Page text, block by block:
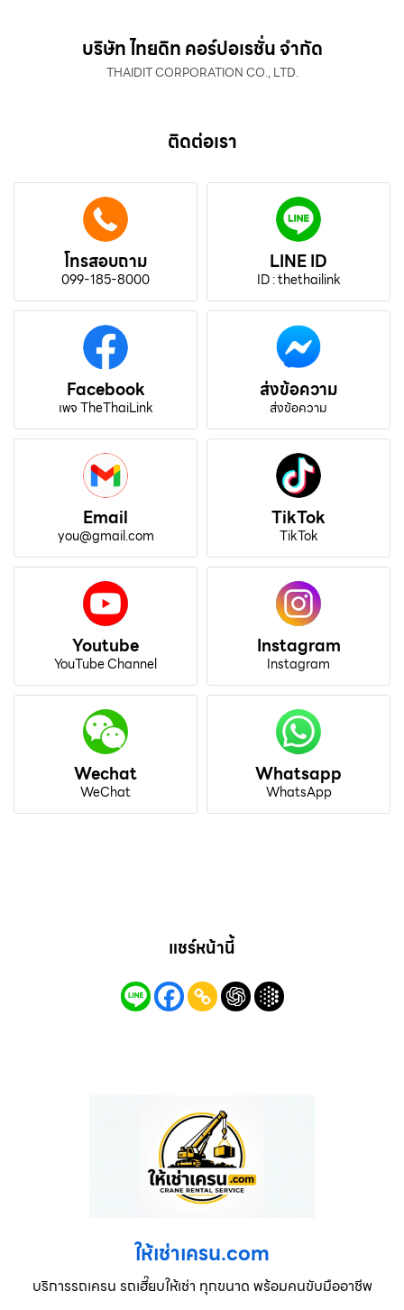
บริษัท ไทยดิท คอร์ปอเรชั่น จำกัด
THAIDIT CORPORATION CO., LTD.
ติดต่อเรา
โทรสอบถาม
099-185-8000
LINE ID
ID : thethailink
Facebook
เพจ TheThaiLink
ส่งข้อความ
ส่งข้อความ
Email
you@gmail.com
TikTok
TikTok
Youtube
YouTube Channel
Instagram
Instagram
Wechat
WeChat
Whatsapp
WhatsApp
แชร์หน้านี้
ให้เช่าเครน.com
บริการรถเครน รถเฮี๊ยบให้เช่า ทุกขนาด พร้อมคนขับมืออาชีพ